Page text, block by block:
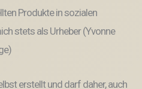
Produkte in sozialen
stets als Urheber (Yvonne
erstellt und darf daher, auch